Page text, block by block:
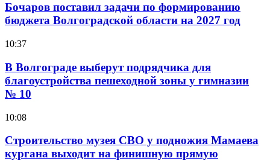
Бочаров поставил задачи по формированию
бюджета Волгоградской области на 2027 год
10:37
В Волгограде выберут подрядчика для
благоустройства пешеходной зоны у гимназии
№ 10
10:08
Строительство музея СВО у подножия Мамаева
кургана выходит на финишную прямую